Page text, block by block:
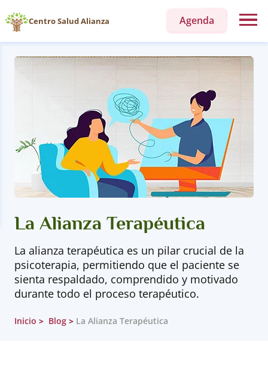
Centro Salud Alianza Agenda
La Alianza Terapéutica
La alianza terapéutica es un pilar crucial de la
psicoterapia, permitiendo que el paciente se
sienta respaldado, comprendido y motivado
durante todo el proceso terapéutico.
Inicio Blog La Alianza Terapéutica